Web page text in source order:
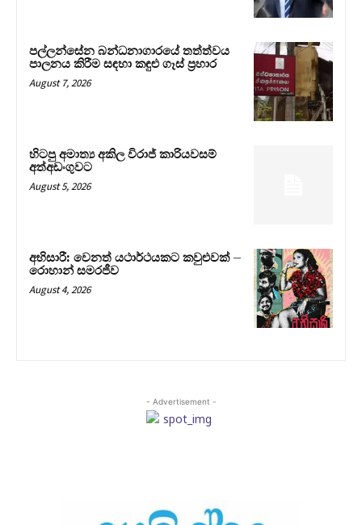
පල්ලන්සේන බන්ධනාගාරයේ තත්ත්වය
පාලනය කිරීම සඳහා කඳුළු ගෑස් ප්‍රහාර
August 7, 2026
හිටපු අමාත්‍ය අකිල විරාජ් කාරියවසම්
අත්අඩංගුවට
August 5, 2026
අභිසාරී: වෙනත් යථාර්ථයකට කවුළුවක් –
රොහාන් සමරජීව
August 4, 2026
- Advertisement -